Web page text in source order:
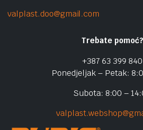
valplast.doo@gmail.com
Trebate pomoć?
+387 63 399 840
Ponedjeljak – Petak:
Subota: 8:00 –